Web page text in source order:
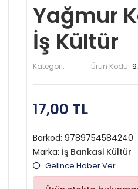
Yağmur
İş Kültür
Kategori: Ürün Kodu:
17,00 TL
Barkod: 9789754584240
Marka: İş Bankasi Kültür
Gelince Haber Ver